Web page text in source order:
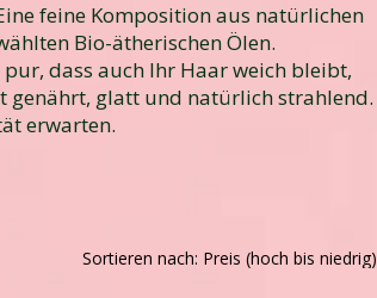
feine Komposition aus natürlichen
Bio-ätherischen Ölen.
dass auch Ihr Haar weich bleibt,
genährt, glatt und natürlich strahlend.
erwarten.
Sortieren nach: Preis (hoch bis niedrig)